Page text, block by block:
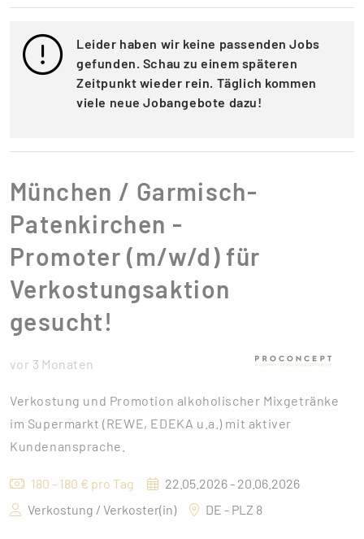
Leider haben wir keine passenden Jobs
gefunden. Schau zu einem späteren
Zeitpunkt wieder rein. Täglich kommen
viele neue Jobangebote dazu!
München / Garmisch-
Patenkirchen -
Promoter (m/w/d) für
Verkostungsaktion
gesucht!
vor 3 Monaten
Verkostung und Promotion alkoholischer Mixgetränke
im Supermarkt (REWE, EDEKA u.a.) mit aktiver
Kundenansprache.
180 - 180 € pro Tag
22.05.2026 - 20.06.2026
Verkostung / Verkoster(in)
DE - PLZ 8